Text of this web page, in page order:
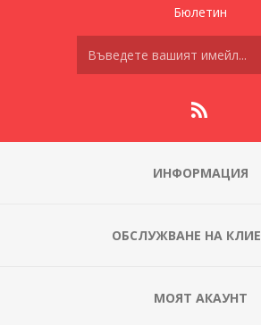
Бюлетин
ИНФОРМАЦИЯ
ОБСЛУЖВАНЕ НА
МОЯТ АКАУНТ